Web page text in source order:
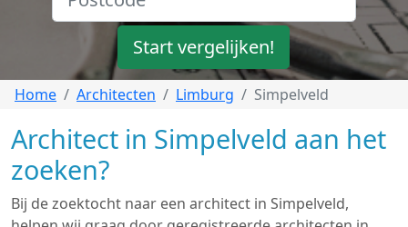
Start vergelijken!
Home Architecten Limburg Simpelveld
Architect in Simpelveld aan het
zoeken?
Bij de zoektocht naar een architect in Simpelveld,